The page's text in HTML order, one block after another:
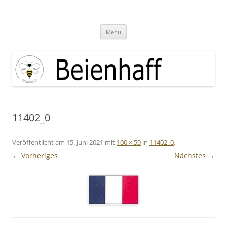
Menü
11402_0
Veröffentlicht am 15. Juni 2021 mit 100 × 59 in 11402_0.
← Vorheriges Nächstes →